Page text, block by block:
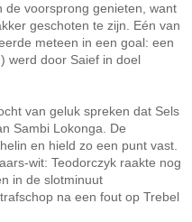
de voorsprong genieten, want
geschoten te zijn. Eén van
meteen in een goal: een
werd door Saief in doel
van geluk spreken dat Sels
Sambi Lokonga. De
en hield zo een punt vast.
wit: Teodorczyk raakte nog
in de slotminuut
na een fout op Trebel